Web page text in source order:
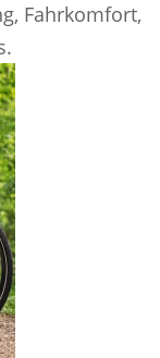
Fahrkomfort,